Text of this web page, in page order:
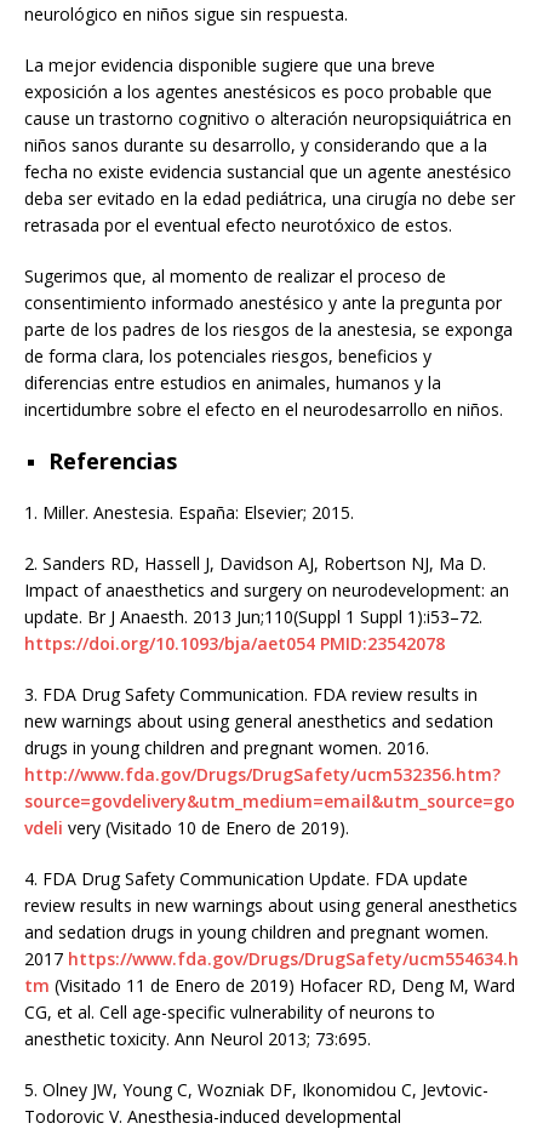
neurológico en niños sigue sin respuesta.
La mejor evidencia disponible sugiere que una breve
exposición a los agentes anestésicos es poco probable que
cause un trastorno cognitivo o alteración neuropsiquiátrica en
niños sanos durante su desarrollo, y considerando que a la
fecha no existe evidencia sustancial que un agente anestésico
deba ser evitado en la edad pediátrica, una cirugía no debe ser
retrasada por el eventual efecto neurotóxico de estos.
Sugerimos que, al momento de realizar el proceso de
consentimiento informado anestésico y ante la pregunta por
parte de los padres de los riesgos de la anestesia, se exponga
de forma clara, los potenciales riesgos, beneficios y
diferencias entre estudios en animales, humanos y la
incertidumbre sobre el efecto en el neurodesarrollo en niños.
Referencias
1. Miller. Anestesia. España: Elsevier; 2015.
2. Sanders RD, Hassell J, Davidson AJ, Robertson NJ, Ma D.
Impact of anaesthetics and surgery on neurodevelopment: an
update. Br J Anaesth. 2013 Jun;110(Suppl 1 Suppl 1):i53–72.
https://doi.org/10.1093/bja/aet054 PMID:23542078
3. FDA Drug Safety Communication. FDA review results in
new warnings about using general anesthetics and sedation
drugs in young children and pregnant women. 2016.
http://www.fda.gov/Drugs/DrugSafety/ucm532356.htm?
source=govdelivery&utm_medium=email&utm_source=go
vdeli very (Visitado 10 de Enero de 2019).
4. FDA Drug Safety Communication Update. FDA update
review results in new warnings about using general anesthetics
and sedation drugs in young children and pregnant women.
2017 https://www.fda.gov/Drugs/DrugSafety/ucm554634.h
tm (Visitado 11 de Enero de 2019) Hofacer RD, Deng M, Ward
CG, et al. Cell age-specific vulnerability of neurons to
anesthetic toxicity. Ann Neurol 2013; 73:695.
5. Olney JW, Young C, Wozniak DF, Ikonomidou C, Jevtovic-
Todorovic V. Anesthesia-induced developmental